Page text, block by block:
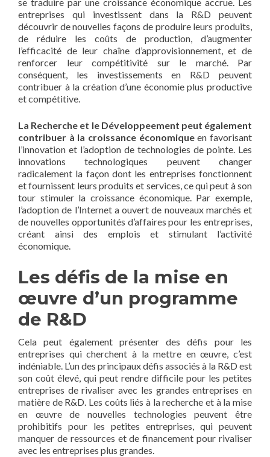
entreprises qui investissent dans la R&D peuvent
découvrir de nouvelles façons de produire leurs produits,
de réduire les coûts de production, d’augmenter
l’efficacité de leur chaîne d’approvisionnement, et de
renforcer leur compétitivité sur le marché. Par
conséquent, les investissements en R&D peuvent
contribuer à la création d’une économie plus productive
et compétitive.
La Recherche et le Développeement peut également
contribuer à la croissance économiqueen favorisant
l’innovation et l’adoption de technologies de pointe. Les
innovations technologiques peuvent changer
radicalement la façon dont les entreprises fonctionnent
et fournissent leurs produits et services, ce qui peut à son
tour stimuler la croissance économique. Par exemple,
l’adoption de l’Internet a ouvert de nouveaux marchés et
de nouvelles opportunités d’affaires pour les entreprises,
créant ainsi des emplois et stimulant l’activité
économique.
Les défis de la mise en
œuvre d’un programme
de R&D
Cela peut également présenter des défis pour les
entreprises qui cherchent à la mettre en œuvre, c’est
indéniable. L’un des principaux défis associés à la R&D est
son coût élevé, qui peut rendre difficile pour les petites
entreprises de rivaliser avec les grandes entreprises en
matière de R&D. Les coûts liés à la recherche et à la mise
en œuvre de nouvelles technologies peuvent être
prohibitifs pour les petites entreprises, qui peuvent
manquer de ressources et de financement pour rivaliser
avec les entreprises plus grandes.